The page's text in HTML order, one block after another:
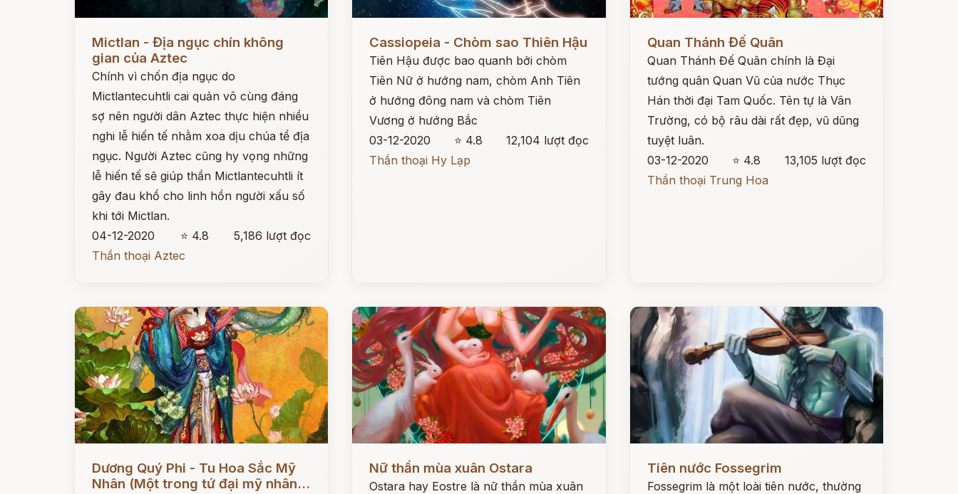
Mictlan - Địa ngục chín không
gian của Aztec
Chính vì chốn địa ngục do
Mictlantecuhtli cai quản vô cùng đáng
sợ nên người dân Aztec thực hiện nhiều
nghi lễ hiến tế nhằm xoa dịu chúa tể địa
ngục. Người Aztec cũng hy vọng những
lễ hiến tế sẽ giúp thần Mictlantecuhtli ít
gây đau khổ cho linh hồn người xấu số
khi tới Mictlan.
04-12-2020
⭐ 4.8
5,186 lượt đọc
Thần thoại Aztec
Cassiopeia - Chòm sao Thiên Hậu
Tiên Hậu được bao quanh bởi chòm
Tiên Nữ ở hướng nam, chòm Anh Tiên
ở hướng đông nam và chòm Tiên
Vương ở hướng Bắc
03-12-2020
⭐ 4.8
12,104 lượt đọc
Thần thoại Hy Lạp
Quan Thánh Đế Quân
Quan Thánh Đế Quân chính là Đại
tướng quân Quan Vũ của nước Thục
Hán thời đại Tam Quốc. Tên tự là Vân
Trường, có bộ râu dài rất đẹp, vũ dũng
tuyệt luân.
03-12-2020
⭐ 4.8
13,105 lượt đọc
Thần thoại Trung Hoa
Dương Quý Phi - Tu Hoa Sắc Mỹ
Nhân (Một trong tứ đại mỹ nhân...
Nữ thần mùa xuân Ostara
Ostara hay Eostre là nữ thần mùa xuân
Tiên nước Fossegrim
Fossegrim là một loài tiên nước, thường